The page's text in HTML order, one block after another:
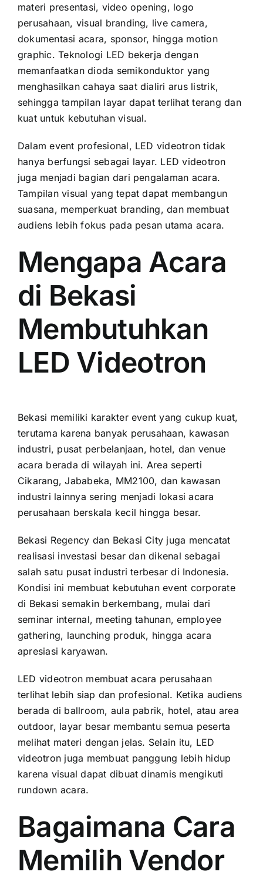
materi presentasi, video opening, logo
perusahaan, visual branding, live camera,
dokumentasi acara, sponsor, hingga motion
graphic. Teknologi LED bekerja dengan
memanfaatkan dioda semikonduktor yang
menghasilkan cahaya saat dialiri arus listrik,
sehingga tampilan layar dapat terlihat terang dan
kuat untuk kebutuhan visual.
Dalam event profesional, LED videotron tidak
hanya berfungsi sebagai layar. LED videotron
juga menjadi bagian dari pengalaman acara.
Tampilan visual yang tepat dapat membangun
suasana, memperkuat branding, dan membuat
audiens lebih fokus pada pesan utama acara.
Mengapa Acara
di Bekasi
Membutuhkan
LED Videotron
Bekasi memiliki karakter event yang cukup kuat,
terutama karena banyak perusahaan, kawasan
industri, pusat perbelanjaan, hotel, dan venue
acara berada di wilayah ini. Area seperti
Cikarang, Jababeka, MM2100, dan kawasan
industri lainnya sering menjadi lokasi acara
perusahaan berskala kecil hingga besar.
Bekasi Regency dan Bekasi City juga mencatat
realisasi investasi besar dan dikenal sebagai
salah satu pusat industri terbesar di Indonesia.
Kondisi ini membuat kebutuhan event corporate
di Bekasi semakin berkembang, mulai dari
seminar internal, meeting tahunan, employee
gathering, launching produk, hingga acara
apresiasi karyawan.
LED videotron membuat acara perusahaan
terlihat lebih siap dan profesional. Ketika audiens
berada di ballroom, aula pabrik, hotel, atau area
outdoor, layar besar membantu semua peserta
melihat materi dengan jelas. Selain itu, LED
videotron juga membuat panggung lebih hidup
karena visual dapat dibuat dinamis mengikuti
rundown acara.
Bagaimana Cara
Memilih Vendor